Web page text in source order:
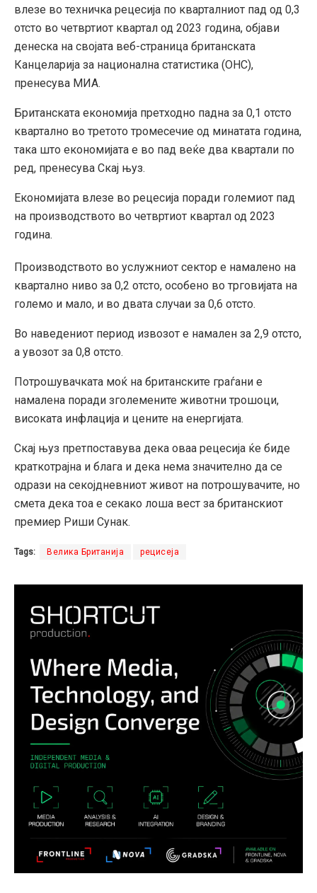
влезе во техничка рецесија по кварталниот пад од 0,3
отсто во четвртиот квартал од 2023 година, објави
денеска на својата веб-страница британската
Канцеларија за национална статистика (ОНС),
пренесува МИА.
Британската економија претходно падна за 0,1 отсто
квартално во третото тромесечие од минатата година,
така што економијата е во пад веќе два квартали по
ред, пренесува Скај њуз.
Економијата влезе во рецесија поради големиот пад
на производството во четвртиот квартал од 2023
година.
Производството во услужниот сектор е намалено на
квартално ниво за 0,2 отсто, особено во трговијата на
големо и мало, и во двата случаи за 0,6 отсто.
Во наведениот период извозот е намален за 2,9 отсто,
а увозот за 0,8 отсто.
Потрошувачката моќ на британските граѓани е
намалена поради зголемените животни трошоци,
високата инфлација и цените на енергијата.
Скај њуз претпоставува дека оваа рецесија ќе биде
краткотрајна и блага и дека нема значително да се
одрази на секојдневниот живот на потрошувачите, но
смета дека тоа е секако лоша вест за британскиот
премиер Риши Сунак.
Tags: Велика Британија рецисеја